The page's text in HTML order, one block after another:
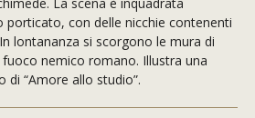
porticato, con delle nicchie contenenti
lontananza si scorgono le mura di
nemico romano. Illustra una
di “Amore allo studio”.